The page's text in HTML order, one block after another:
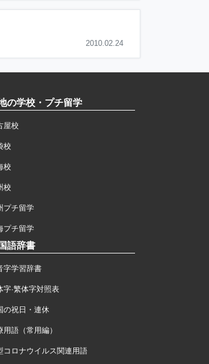
2010.02.24
の学校・プチ留学
屋校
校
校
校
プチ留学
プチ留学
語辞書
字学習辞書
字·繁体字対照表
の祝日・連休
用語（常用編）
コロナウイルス関連用語